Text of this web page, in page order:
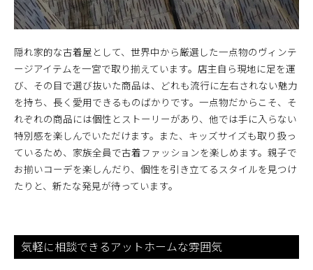
隠れ家的な古着屋として、世界中から厳選した一点物のヴィンテ
ージアイテムを一宮で取り揃えています。店主自ら現地に足を運
び、その目で選び抜いた商品は、どれも流行に左右されない魅力
を持ち、長く愛用できるものばかりです。一点物だからこそ、そ
れぞれの商品には個性とストーリーがあり、他では手に入らない
特別感を楽しんでいただけます。また、キッズサイズも取り扱っ
ているため、家族全員で古着ファッションを楽しめます。親子で
お揃いコーデを楽しんだり、個性を引き立てるスタイルを見つけ
たりと、新たな発見が待っています。
気軽に相談できるアットホームな雰囲気